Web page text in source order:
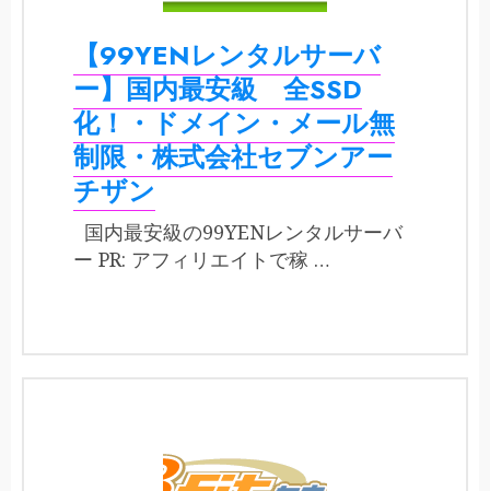
【99YENレンタルサーバ
ー】国内最安級 全SSD
化！・ドメイン・メール無
制限・株式会社セブンアー
チザン
国内最安級の99YENレンタルサーバ
ー PR: アフィリエイトで稼 …